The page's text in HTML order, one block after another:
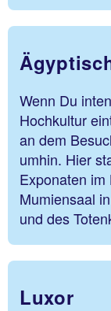
Wenn Du
Hochkultur
an dem
umhin. Hier
Exponaten
Mumiensaal
und des
Luxor